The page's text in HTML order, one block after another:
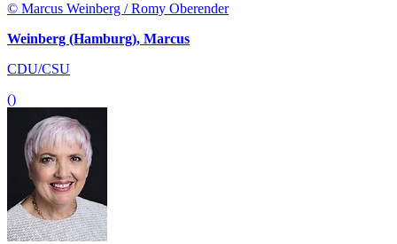
© Marcus Weinberg / Romy Oberender
Weinberg (Hamburg), Marcus
CDU/CSU
()